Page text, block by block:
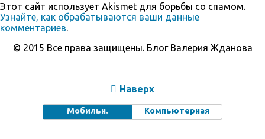
Этот сайт использует Akismet для борьбы со спамом.
Узнайте, как обрабатываются ваши данные
комментариев.
© 2015 Все права защищены. Блог Валерия Жданова
Наверх
Мобильн. Компьютерная